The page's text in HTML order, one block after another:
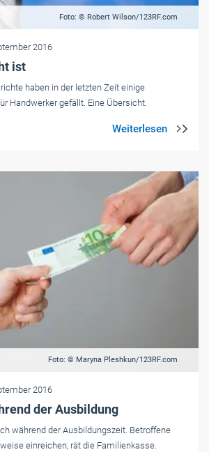
Foto: © Robert Wilson/123RF.com
2016
ist
haben in der letzten Zeit einige
Handwerker gefällt. Eine Übersicht.
Foto: © Maryna Pleshkun/123RF.com
2016
der Ausbildung
während der Ausbildungszeit. Betroffene
einreichen, rät die Familienkasse.